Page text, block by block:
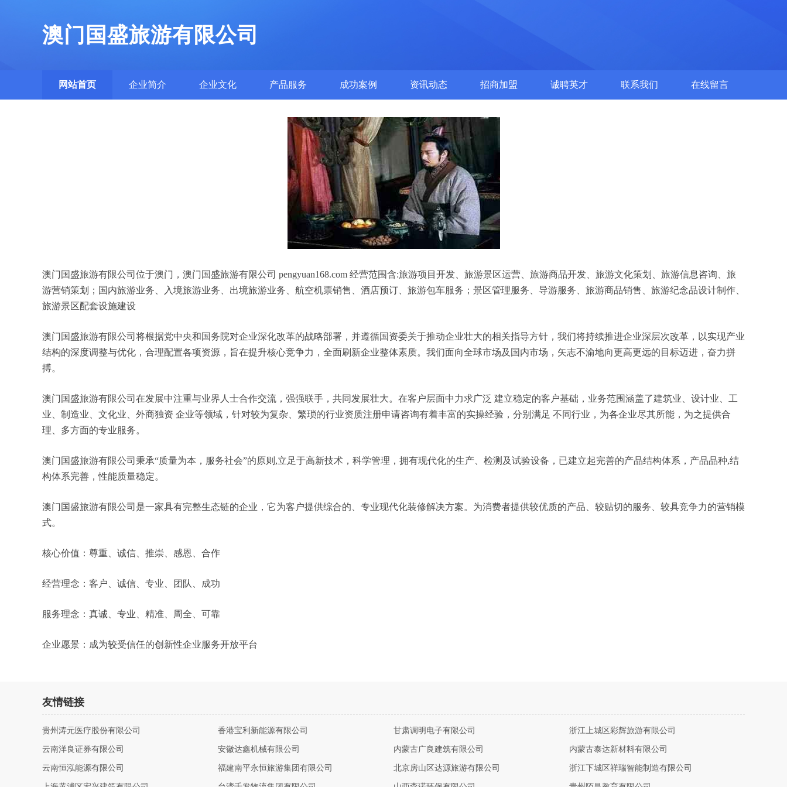
澳门国盛旅游有限公司
网站首页 企业简介 企业文化 产品服务 成功案例 资讯动态 招商加盟 诚聘英才 联系我们 在线留言
澳门国盛旅游有限公司位于澳门，澳门国盛旅游有限公司 pengyuan168.com 经营范围含:旅游项目开发、旅游景区运营、旅游商品开发、旅游文化策划、旅游信息咨询、旅
游营销策划；国内旅游业务、入境旅游业务、出境旅游业务、航空机票销售、酒店预订、旅游包车服务；景区管理服务、导游服务、旅游商品销售、旅游纪念品设计制作、
旅游景区配套设施建设
澳门国盛旅游有限公司将根据党中央和国务院对企业深化改革的战略部署，并遵循国资委关于推动企业壮大的相关指导方针，我们将持续推进企业深层次改革，以实现产业
结构的深度调整与优化，合理配置各项资源，旨在提升核心竞争力，全面刷新企业整体素质。我们面向全球市场及国内市场，矢志不渝地向更高更远的目标迈进，奋力拼
搏。
澳门国盛旅游有限公司在发展中注重与业界人士合作交流，强强联手，共同发展壮大。在客户层面中力求广泛 建立稳定的客户基础，业务范围涵盖了建筑业、设计业、工
业、制造业、文化业、外商独资 企业等领域，针对较为复杂、繁琐的行业资质注册申请咨询有着丰富的实操经验，分别满足 不同行业，为各企业尽其所能，为之提供合
理、多方面的专业服务。
澳门国盛旅游有限公司秉承“质量为本，服务社会”的原则,立足于高新技术，科学管理，拥有现代化的生产、检测及试验设备，已建立起完善的产品结构体系，产品品种,结
构体系完善，性能质量稳定。
澳门国盛旅游有限公司是一家具有完整生态链的企业，它为客户提供综合的、专业现代化装修解决方案。为消费者提供较优质的产品、较贴切的服务、较具竞争力的营销模
式。
核心价值：尊重、诚信、推崇、感恩、合作
经营理念：客户、诚信、专业、团队、成功
服务理念：真诚、专业、精准、周全、可靠
企业愿景：成为较受信任的创新性企业服务开放平台
友情链接
贵州涛元医疗股份有限公司 香港宝利新能源有限公司 甘肃调明电子有限公司 浙江上城区彩辉旅游有限公司
云南洋良证券有限公司 安徽达鑫机械有限公司 内蒙古广良建筑有限公司 内蒙古泰达新材料有限公司
云南恒泓能源有限公司 福建南平永恒旅游集团有限公司 北京房山区达源旅游有限公司 浙江下城区祥瑞智能制造有限公司